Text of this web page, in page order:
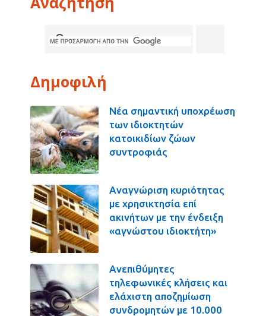
Δημοφιλή
Νέα σημαντική υποχρέωση
των ιδιοκτητών
κατοικιδίων ζώων
συντροφιάς
Αναγνώριση κυριότητας
με χρησικτησία επί
ακινήτων με την ένδειξη
«αγνώστου ιδιοκτήτη»
Ανεπιθύμητες
τηλεφωνικές κλήσεις και
ελάχιστη αποζημίωση
συνδρομητών με 10.000